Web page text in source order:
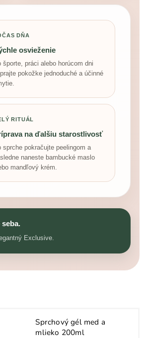
DŇA
osvieženie
športe, práci alebo horúcom dni
pokožke jednoduché a účinné
RITUÁL
na ďalšiu starostlivosť
sprche pokračujte peelingom a
naneste bambucké maslo
mandľový krém.
Exclusive.
Sprchový gél med a
mlieko 200ml